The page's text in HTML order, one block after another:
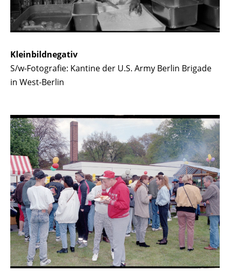
Kleinbildnegativ
S/w-Fotografie: Kantine der U.S. Army Berlin Brigade
in West-Berlin